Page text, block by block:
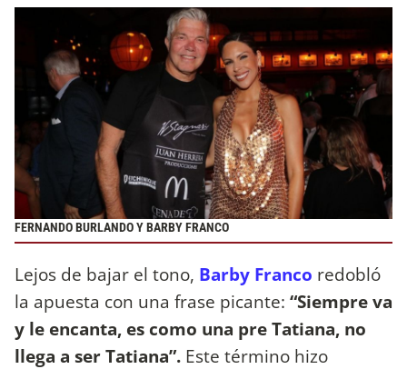
FERNANDO BURLANDO Y BARBY FRANCO
Lejos de bajar el tono, Barby Franco redobló
la apuesta con una frase picante: “Siempre va
y le encanta, es como una pre Tatiana, no
llega a ser Tatiana”. Este término hizo